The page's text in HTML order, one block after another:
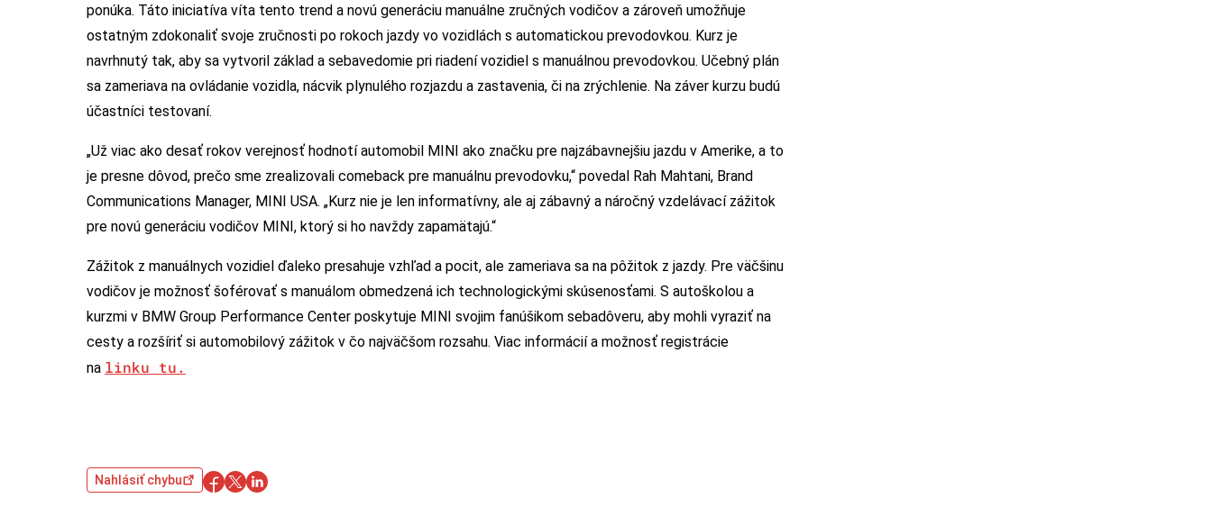
ponúka. Táto iniciatíva víta tento trend a novú generáciu manuálne zručných vodičov a zároveň umožňuje
ostatným zdokonaliť svoje zručnosti po rokoch jazdy vo vozidlách s automatickou prevodovkou. Kurz je
navrhnutý tak, aby sa vytvoril základ a sebavedomie pri riadení vozidiel s manuálnou prevodovkou. Učebný plán
sa zameriava na ovládanie vozidla, nácvik plynulého rozjazdu a zastavenia, či na zrýchlenie. Na záver kurzu budú
účastníci testovaní.
„Už viac ako desať rokov verejnosť hodnotí automobil MINI ako značku pre najzábavnejšiu jazdu v Amerike, a to
je presne dôvod, prečo sme zrealizovali comeback pre manuálnu prevodovku,“ povedal Rah Mahtani, Brand
Communications Manager, MINI USA. „Kurz nie je len informatívny, ale aj zábavný a náročný vzdelávací zážitok
pre novú generáciu vodičov MINI, ktorý si ho navždy zapamätajú.“
Zážitok z manuálnych vozidiel ďaleko presahuje vzhľad a pocit, ale zameriava sa na pôžitok z jazdy. Pre väčšinu
vodičov je možnosť šoférovať s manuálom obmedzená ich technologickými skúsenosťami. S autoškolou a
kurzmi v BMW Group Performance Center poskytuje MINI svojim fanúšikom sebadôveru, aby mohli vyraziť na
cesty a rozšíriť si automobilový zážitok v čo najväčšom rozsahu. Viac informácií a možnosť registrácie
na linku tu.
Nahlásiť chybu